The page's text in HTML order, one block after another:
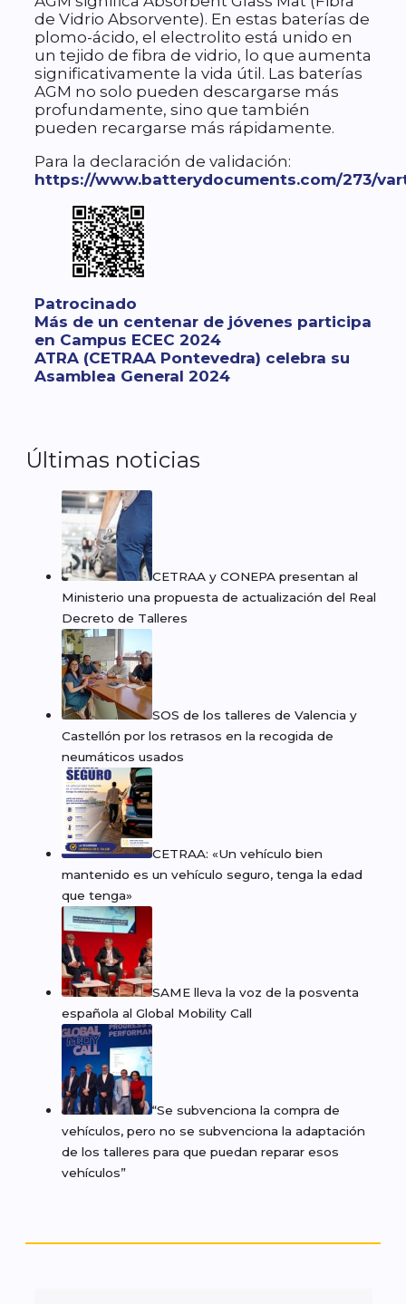
de Vidrio Absorvente). En estas baterías de
plomo-ácido, el electrolito está unido en
un tejido de fibra de vidrio, lo que aumenta
significativamente la vida útil. Las baterías
AGM no solo pueden descargarse más
profundamente, sino que también
pueden recargarse más rápidamente.
Para la declaración de validación:
https://www.batterydocuments.com/273/
Categorías
Patrocinado
Más de un centenar de jóvenes participa
en Campus ECEC 2024
ATRA (CETRAA Pontevedra) celebra su
Asamblea General 2024
Últimas noticias
CETRAA y CONEPA presentan al
Ministerio una propuesta de actualización del Real
Decreto de Talleres
SOS de los talleres de Valencia y
Castellón por los retrasos en la recogida de
neumáticos usados
CETRAA: «Un vehículo bien
mantenido es un vehículo seguro, tenga la edad
que tenga»
SAME lleva la voz de la posventa
española al Global Mobility Call
“Se subvenciona la compra de
vehículos, pero no se subvenciona la adaptación
de los talleres para que puedan reparar esos
vehículos”